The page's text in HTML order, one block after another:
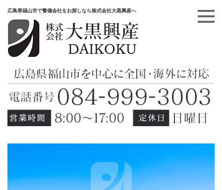
広島県福山市で警備会社をお探しなら株式会社大黒興産へ